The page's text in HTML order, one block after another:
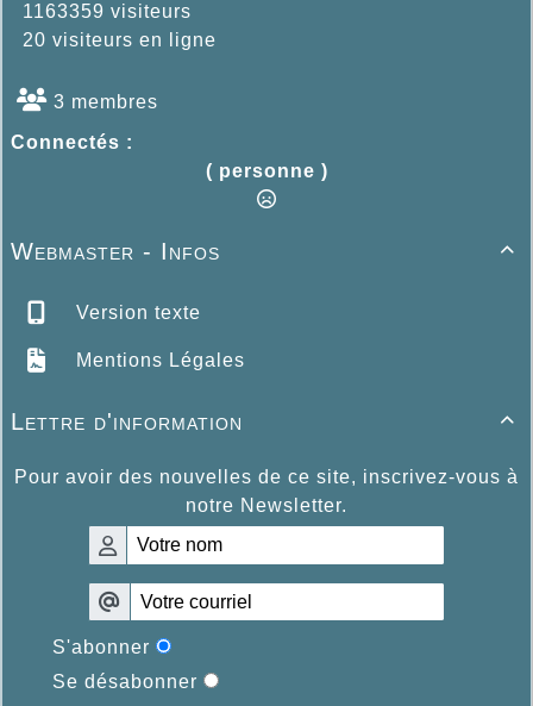
1163359 visiteurs
20 visiteurs en ligne
3 membres
Connectés :
( personne )

Webmaster - Infos
Version texte
Mentions Légales

Lettre d'information
Pour avoir des nouvelles de ce site, inscrivez-vous à
notre Newsletter.
S'abonner
Se désabonner